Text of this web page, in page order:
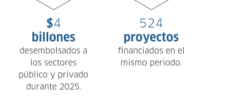
$4
billones
desembolsados a
los sectores
público y privado
durante 2025.
524
proyectos
financiados en el
mismo periodo.